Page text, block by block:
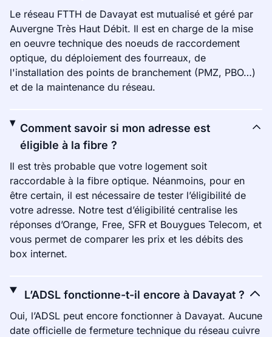
Le réseau FTTH de Davayat est mutualisé et géré par
Auvergne Très Haut Débit. Il est en charge de la mise
en oeuvre technique des noeuds de raccordement
optique, du déploiement des fourreaux, de
l'installation des points de branchement (PMZ, PBO…)
et de la maintenance du réseau.
Comment savoir si mon adresse est
éligible à la fibre ?
Il est très probable que votre logement soit
raccordable à la fibre optique. Néanmoins, pour en
être certain, il est nécessaire de tester l’éligibilité de
votre adresse. Notre test d’éligibilité centralise les
réponses d’Orange, Free, SFR et Bouygues Telecom, et
vous permet de comparer les prix et les débits des
box internet.
L’ADSL fonctionne-t-il encore à Davayat ?
Oui, l’ADSL peut encore fonctionner à Davayat. Aucune
date officielle de fermeture technique du réseau cuivre